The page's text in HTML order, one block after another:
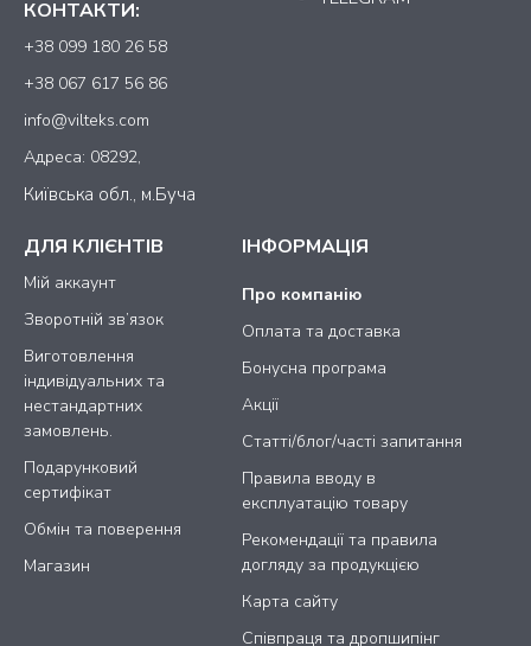
КОНТАКТИ:
+38 099 180 26 58
+38 067 617 56 86
info@vilteks.com
Адреса: 08292,
Київська обл., м.Буча
ДЛЯ КЛІЄНТІВ
Мій аккаунт
Зворотній зв’язок
Виготовлення
індивідуальних та
нестандартних
замовлень.
Подарунковий
сертифікат
Обмін та поверення
Магазин
ІНФОРМАЦІЯ
Про компанію
Оплата та доставка
Бонусна програма
Акції
Статті/блог/часті запитання
Правила вводу в
експлуатацію товару
Рекомендації та правила
догляду за продукцією
Карта сайту
Співпраця та дропшипінг